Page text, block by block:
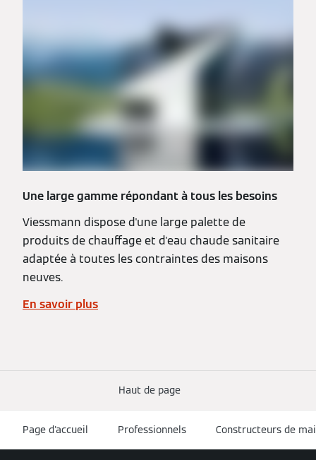
Une large gamme répondant à tous les besoins
Viessmann dispose d'une large palette de
produits de chauffage et d'eau chaude sanitaire
adaptée à toutes les contraintes des maisons
neuves.
En savoir plus
Haut de page
Page d'accueil Professionnels Constructeurs de